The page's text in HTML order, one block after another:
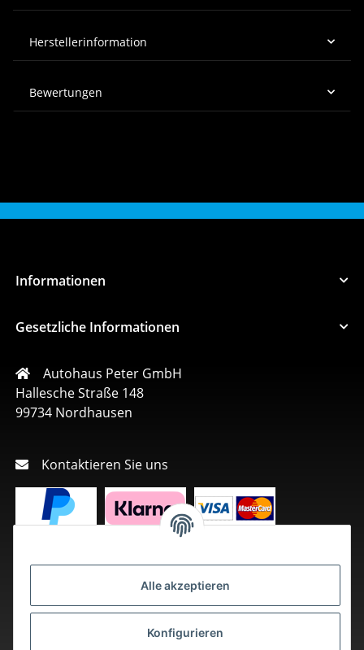
Alle akzeptieren
Konfigurieren
Herstellerinformation
Bewertungen
Informationen
Gesetzliche Informationen
Autohaus Peter GmbH
Hallesche Straße 148
99734 Nordhausen
Kontaktieren Sie uns